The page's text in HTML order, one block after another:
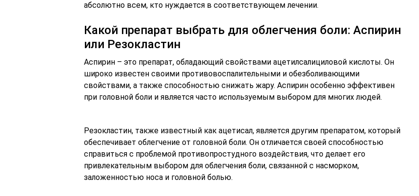
абсолютно всем, кто нуждается в соответствующем лечении.
Какой препарат выбрать для облегчения боли: Аспирин
или Резокластин
Аспирин – это препарат, обладающий свойствами ацетилсалициловой кислоты. Он
широко известен своими противовоспалительными и обезболивающими
свойствами, а также способностью снижать жару. Аспирин особенно эффективен
при головной боли и является часто используемым выбором для многих людей.
Резокластин, также известный как ацетисал, является другим препаратом, который
обеспечивает облегчение от головной боли. Он отличается своей способностью
справиться с проблемой противопростудного воздействия, что делает его
привлекательным выбором для облегчения боли, связанной с насморком,
заложенностью носа и головной болью.